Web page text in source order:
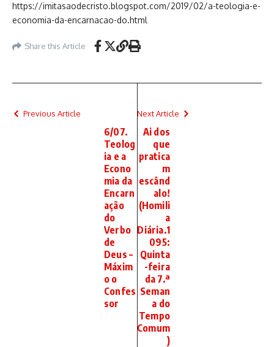
https://imitasaodecristo.blogspot.com/2019/02/a-teologia-e-
economia-da-encarnacao-do.html
Share this Article
Previous Article
6/07.
Teolog
ia e a
Econo
mia da
Encarn
ação
do
Verbo
de
Deus –
Máxim
o o
Confes
sor
Next Article
Ai dos
que
pratica
m
escând
alo!
(Homili
a
Diária.1
095:
Quinta
-feira
da 7.ª
Seman
a do
Tempo
Comum
)